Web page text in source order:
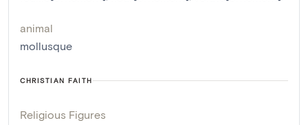
animal
mollusque
CHRISTIAN FAITH
Religious Figures